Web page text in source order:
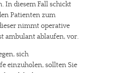
In diesem Fall schickt
Patienten zum
nimmt operative
ambulant ablaufen, vor.
sich
einzuholen, sollten Sie